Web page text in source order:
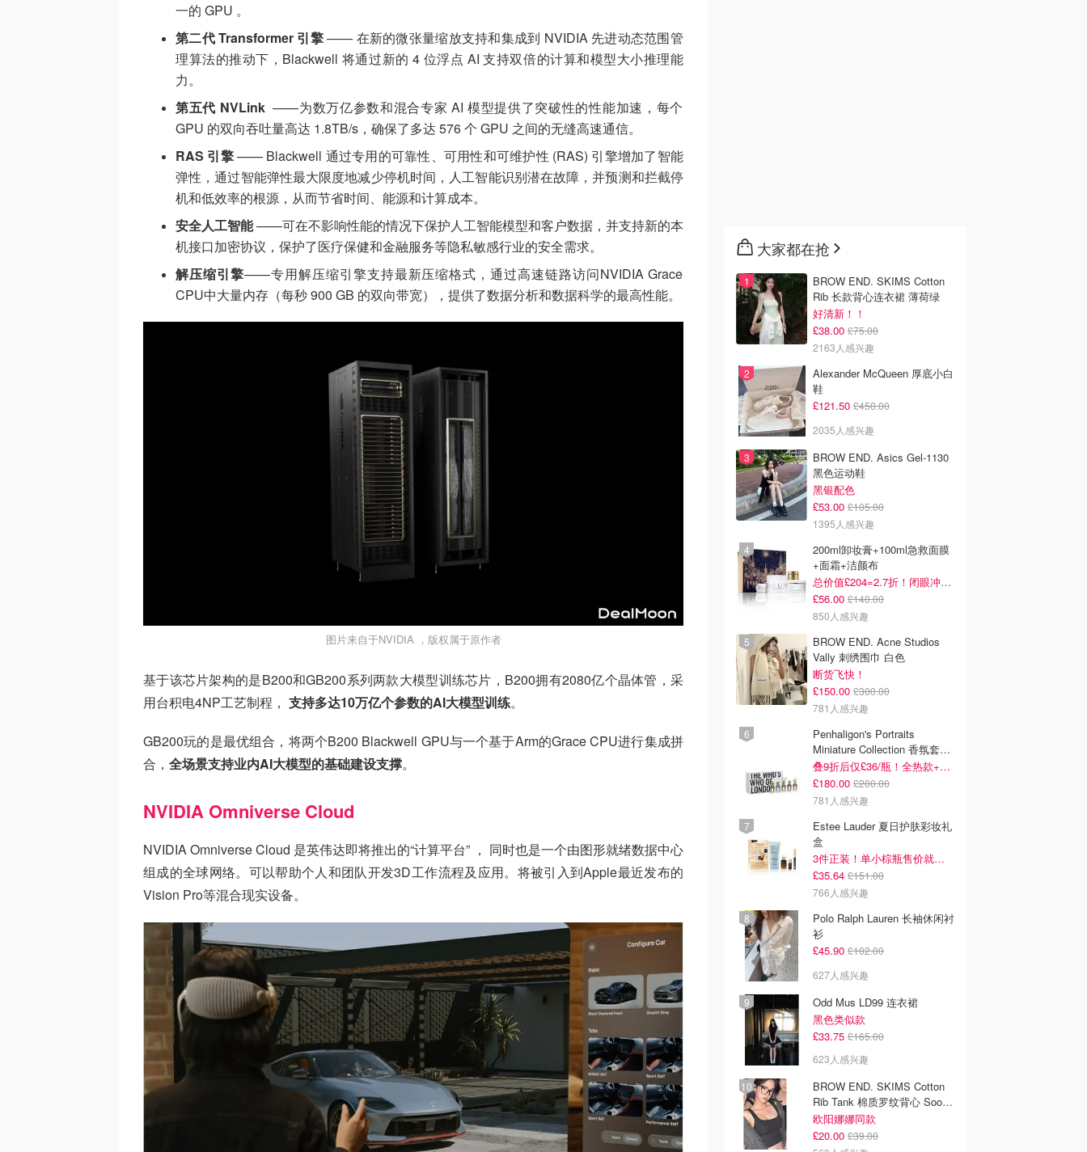
一的 GPU 。
第二代 Transformer 引擎—— 在新的微张量缩放支持和集成到 NVIDIA 先进动态范围管
理算法的推动下，Blackwell 将通过新的 4 位浮点 AI 支持双倍的计算和模型大小推理能
力。
第五代 NVLink ——为数万亿参数和混合专家 AI 模型提供了突破性的性能加速，每个
GPU 的双向吞吐量高达 1.8TB/s，确保了多达 576 个 GPU 之间的无缝高速通信。
RAS 引擎—— Blackwell 通过专用的可靠性、可用性和可维护性 (RAS) 引擎增加了智能
弹性，通过智能弹性最大限度地减少停机时间，人工智能识别潜在故障，并预测和拦截停
机和低效率的根源，从而节省时间、能源和计算成本。
安全人工智能——可在不影响性能的情况下保护人工智能模型和客户数据，并支持新的本
机接口加密协议，保护了医疗保健和金融服务等隐私敏感行业的安全需求。
解压缩引擎——专用解压缩引擎支持最新压缩格式，通过高速链路访问NVIDIA Grace
CPU中大量内存（每秒 900 GB 的双向带宽），提供了数据分析和数据科学的最高性能。
图片来自于NVIDIA ，版权属于原作者
基于该芯片架构的是B200和GB200系列两款大模型训练芯片，B200拥有2080亿个晶体管，采
用台积电4NP工艺制程， 支持多达10万亿个参数的AI大模型训练。
GB200玩的是最优组合，将两个B200 Blackwell GPU与一个基于Arm的Grace CPU进行集成拼
合， 全场景支持业内AI大模型的基础建设支撑。
NVIDIA Omniverse Cloud
NVIDIA Omniverse Cloud 是英伟达即将推出的“计算平台” ， 同时也是一个由图形就绪数据中心
组成的全球网络。可以帮助个人和团队开发3D工作流程及应用。将被引入到Apple最近发布的
Vision Pro等混合现实设备。
大家都在抢
BROW END. SKIMS Cotton
Rib 长款背心连衣裙 薄荷绿
好清新！！
£38.00 £75.00
2163人感兴趣
Alexander McQueen 厚底小白
鞋
£121.50 £450.00
2035人感兴趣
BROW END. Asics Gel-1130
黑色运动鞋
黑银配色
£53.00 £105.00
1395人感兴趣
200ml卸妆膏+100ml急救面膜
+面霜+洁颜布
总价值£204=2.7折！闭眼冲这套！
£56.00 £140.00
850人感兴趣
BROW END. Acne Studios
Vally 刺绣围巾 白色
断货飞快！
£150.00 £300.00
781人感兴趣
Penhaligon's Portraits
Miniature Collection 香氛套装
5瓶装
叠9折后仅£36/瓶！全热款+标志性兽首头
£180.00 £200.00
781人感兴趣
Estee Lauder 夏日护肤彩妆礼
盒
3件正装！单小棕瓶售价就要£65！
£35.64 £151.00
766人感兴趣
Polo Ralph Lauren 长袖休闲衬
衫
£45.90 £102.00
627人感兴趣
Odd Mus LD99 连衣裙
黑色类似款
£33.75 £165.00
623人感兴趣
BROW END. SKIMS Cotton
Rib Tank 棉质罗纹背心 Soot
色
欧阳娜娜同款
£20.00 £39.00